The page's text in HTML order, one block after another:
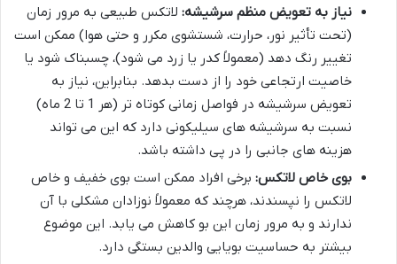
نیاز به تعویض منظم سرشیشه: لاتکس طبیعی به مرور زمان
(تحت تأثیر نور، حرارت، شستشوی مکرر و حتی هوا) ممکن است
تغییر رنگ دهد (معمولاً کدر یا زرد می شود)، چسبناک شود یا
خاصیت ارتجاعی خود را از دست بدهد. بنابراین، نیاز به
تعویض سرشیشه در فواصل زمانی کوتاه تر (هر 1 تا 2 ماه)
نسبت به سرشیشه های سیلیکونی دارد که این می تواند
هزینه های جانبی را در پی داشته باشد.
بوی خاص لاتکس: برخی افراد ممکن است بوی خفیف و خاص
لاتکس را نپسندند، هرچند که معمولاً نوزادان مشکلی با آن
ندارند و به مرور زمان این بو کاهش می یابد. این موضوع
بیشتر به حساسیت بویایی والدین بستگی دارد.